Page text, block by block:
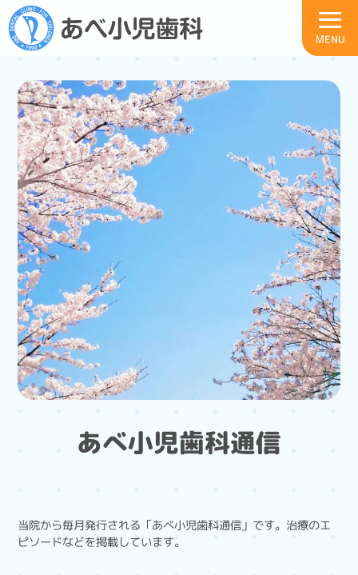
あべ小児歯科通信
当院から毎月発行される「あべ小児歯科通信」です。治療のエ
ピソードなどを掲載しています。